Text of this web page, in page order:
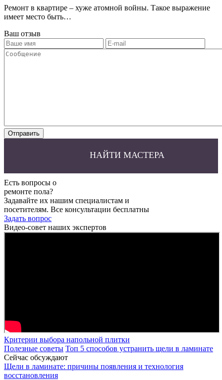
Ремонт в квартире – хуже атомной войны. Такое выражение
имеет место быть…
Ваш отзыв
НАЙТИ МАСТЕРА
Есть вопросы о
ремонте пола?
Задавайте их нашим специалистам и
посетителям. Все консультации бесплатны
Задать вопрос
Видео-совет наших экспертов
Критерии выбора напольной плитки
Полезные советы Топ 5 способов устранить щели в ламинате
Сейчас обсуждают
Щели в ламинате: причины появления и технология
восстановления